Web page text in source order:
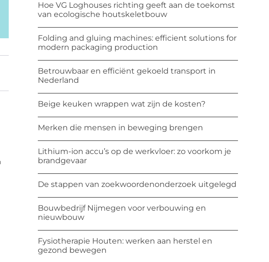
Hoe VG Loghouses richting geeft aan de toekomst
van ecologische houtskeletbouw
Folding and gluing machines: efficient solutions for
modern packaging production
Betrouwbaar en efficiënt gekoeld transport in
Nederland
Beige keuken wrappen wat zijn de kosten?
Merken die mensen in beweging brengen
Lithium-ion accu’s op de werkvloer: zo voorkom je
brandgevaar
De stappen van zoekwoordenonderzoek uitgelegd
Bouwbedrijf Nijmegen voor verbouwing en
nieuwbouw
Fysiotherapie Houten: werken aan herstel en
gezond bewegen